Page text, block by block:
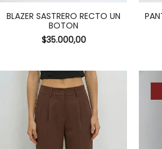
BLAZER SASTRERO RECTO UN
BOTON
$35.000,00